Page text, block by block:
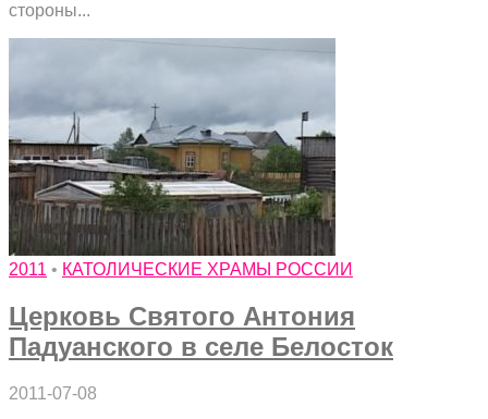
стороны...
2011 • КАТОЛИЧЕСКИЕ ХРАМЫ РОССИИ
Церковь Святого Антония
Падуанского в селе Белосток
2011-07-08